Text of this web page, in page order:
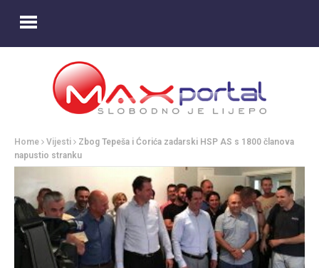
Home Vijesti
Zbog Tepeša i Ćorića zadarski HSP AS s 1800 članova
napustio stranku